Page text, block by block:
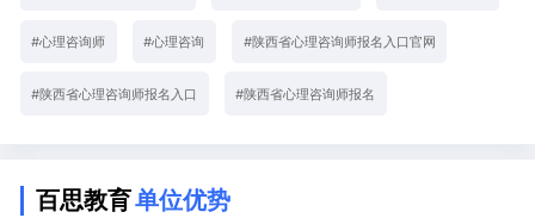
#心理咨询师 #心理咨询 #陕西省心理咨询师报名入口官网
#陕西省心理咨询师报名入口 #陕西省心理咨询师报名
百思教育单位优势